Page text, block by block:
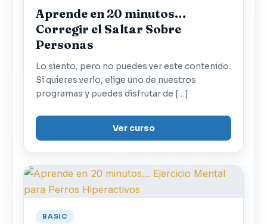
Aprende en 20 minutos…
Corregir el Saltar Sobre
Personas
Lo siento, pero no puedes ver este contenido.
Si quieres verlo, elige uno de nuestros
programas y puedes disfrutar de […]
Ver curso
BASIC